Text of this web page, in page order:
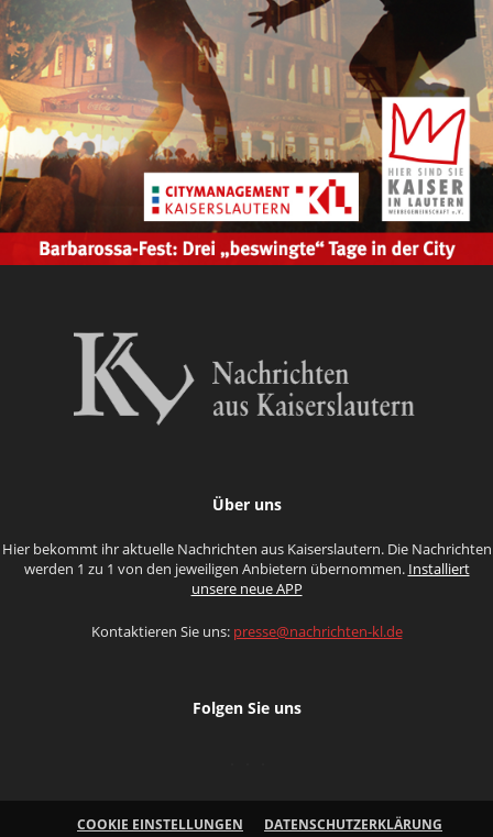
Über uns
Hier bekommt ihr aktuelle Nachrichten aus Kaiserslautern. Die Nachrichten
werden 1 zu 1 von den jeweiligen Anbietern übernommen. Installiert
unsere neue APP
Kontaktieren Sie uns: presse@nachrichten-kl.de
Folgen Sie uns
COOKIE EINSTELLUNGEN
DATENSCHUTZERKLÄRUNG